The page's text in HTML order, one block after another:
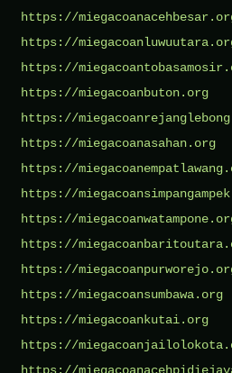
https://
https://
https://
https://miegacoanbuton.org
https://
https://miegacoanasahan.org
https://
https://
https://
https://
https://
https://miegacoansumbawa.org
https://miegacoankutai.org
https://
https://